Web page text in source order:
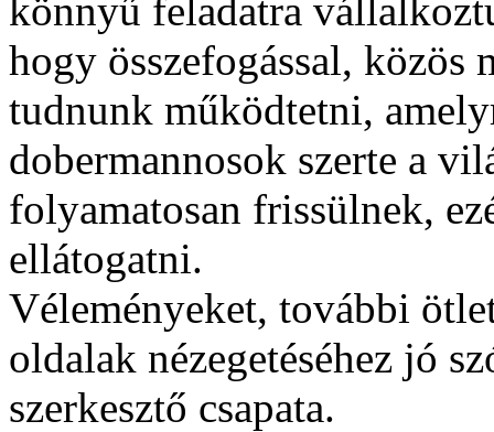
könnyű feladatra
hogy összefogással,
tudnunk működtetni,
dobermannosok szerte a
folyamatosan frissülnek,
ellátogatni.
Véleményeket, további
oldalak nézegetéséhez jó
szerkesztő csapata.